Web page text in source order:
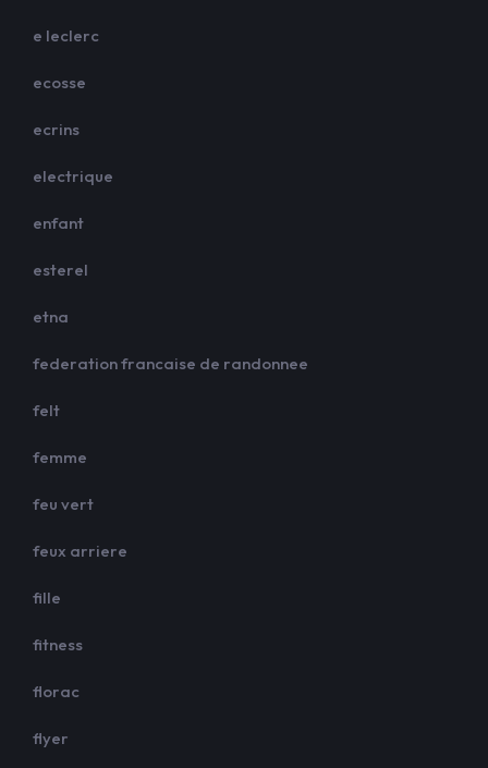
e leclerc
ecosse
ecrins
electrique
enfant
esterel
etna
federation francaise de randonnee
felt
femme
feu vert
feux arriere
fille
fitness
florac
flyer